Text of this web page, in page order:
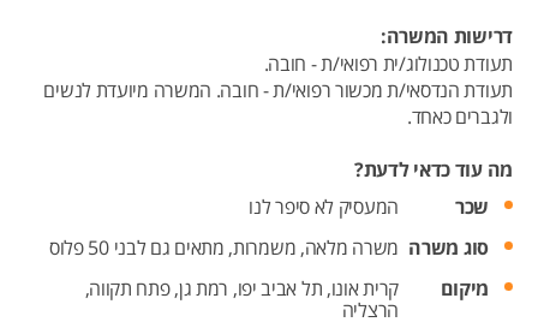
דרישות המשרה:
תעודת טכנולוג/ית רפואי/ת - חובה.
תעודת הנדסאי/ת מכשור רפואי/ת - חובה. המשרה מיועדת לנשים
ולגברים כאחד.
מה עוד כדאי לדעת?
שכר
המעסיק לא סיפר לנו
סוג משרה משרה מלאה, משמרות, מתאים גם לבני 50 פלוס
מיקום
קרית אונו, תל אביב יפו, רמת גן,פתח תקווה,
הרצליה